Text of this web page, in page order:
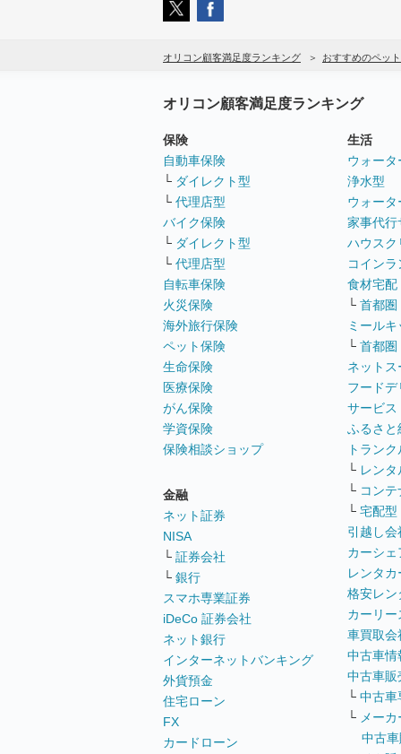
オリコン顧客満足度ランキング おすすめのペッ
オリコン顧客満足度ランキング
保険
自動車保険
└ ダイレクト型
└ 代理店型
バイク保険
└ ダイレクト型
└ 代理店型
自転車保険
火災保険
海外旅行保険
ペット保険
生命保険
医療保険
がん保険
学資保険
保険相談ショップ
金融
ネット証券
NISA
└ 証券会社
└ 銀行
スマホ専業証券
iDeCo 証券会社
ネット銀行
インターネットバンキング
外貨預金
住宅ローン
FX
カードローン
生活
ウォー
浄水型
ウォー
家事代行
ハウスク
コイン
食材宅配
└ 首都圏
ミールキ
└ 首都圏
ネットス
フード
サービス
ふるさと
トラン
└ レン
└ コンテ
└ 宅配型
引越し会
カーシ
レンタカ
格安レン
カーリー
車買取会
中古車情
中古車販
└ 中古車
└ メーカ
中古車